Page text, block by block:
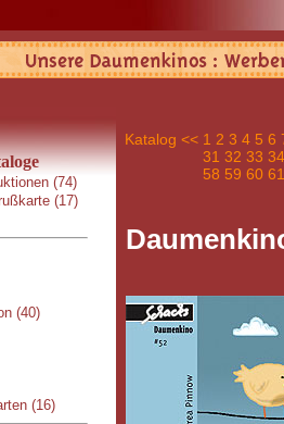
(74)
(17)
(40)
(16)
Katalog << 1 2 3 4 5 6
31 32 33 34
58 59 60 61